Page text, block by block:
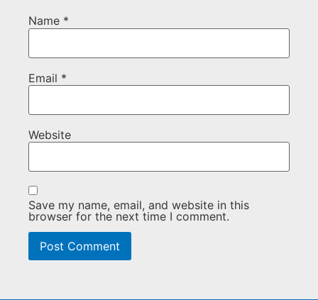
Name *
Email *
Website
Save my name, email, and website in this
browser for the next time I comment.